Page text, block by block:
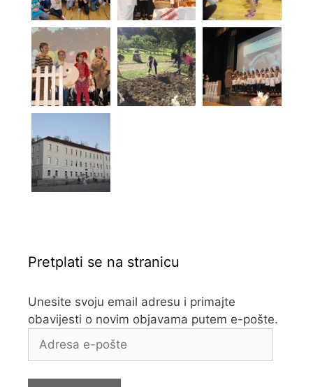
Pretplati se na stranicu
Unesite svoju email adresu i primajte
obavijesti o novim objavama putem e-pošte.
e-